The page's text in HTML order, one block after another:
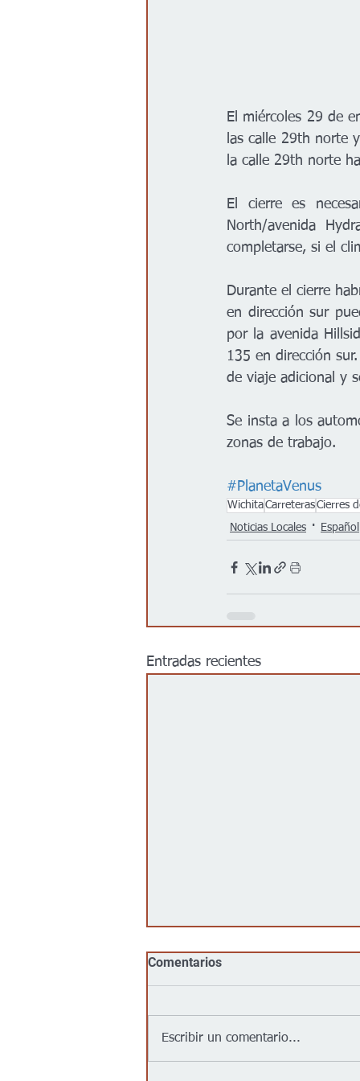
El miércoles 29 de
las calle 29th norte
la calle 29th norte
El cierre es
North/avenida
completarse, si el
Durante el cierre
en dirección sur
por la avenida
135 en dirección
de viaje adicional y
Se insta a los
zonas de trabajo.
#PlanetaVenus
WichitaCarreterasCierres
Noticias Locales
Español
Entradas recientes
Comentarios
Escribir un comentario...